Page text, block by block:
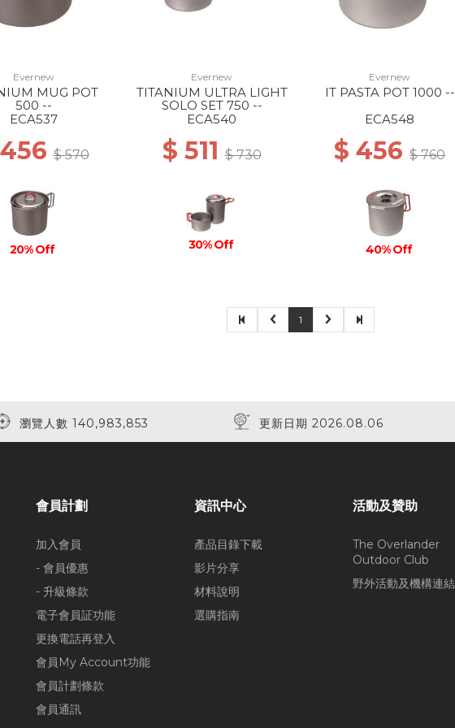
Evernew
MUG POT
500 --
ECA537
$ 570
20% Off
Evernew
TITANIUM ULTRA LIGHT
SOLO SET 750 --
ECA540
$ 511$ 730
30% Off
Evernew
IT PASTA POT 1000 --
ECA548
$ 456$ 760
40% Off
1
瀏覽人數 140,983,853 更新日期 2026.08.06
會員計劃
加入會員
- 會員優惠
- 升級條款
電子會員証功能
更換電話再登入
會員My Account功能
會員計劃條款
會員通訊
資訊中心
產品目錄下載
影片分享
材料說明
選購指南
活動及贊助
The Overlander
Outdoor Club
野外活動及機構連結